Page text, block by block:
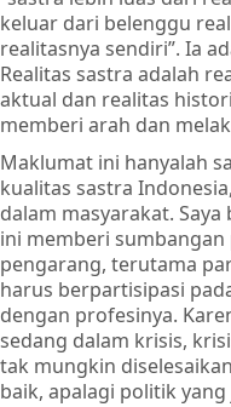
keluar dari belenggu
realitasnya sendiri”. Ia
Realitas sastra adalah
aktual dan realitas
memberi arah dan
Maklumat ini hanyalah
kualitas sastra
dalam masyarakat.
ini memberi
pengarang, terutama
harus berpartisipasi
dengan profesinya.
sedang dalam krisis,
tak mungkin
baik, apalagi politik